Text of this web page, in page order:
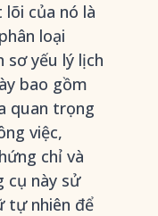
lõi của nó là
loại
sơ yếu lý lịch
bao gồm
quan trọng
việc,
chỉ và
cụ này sử
tự nhiên để